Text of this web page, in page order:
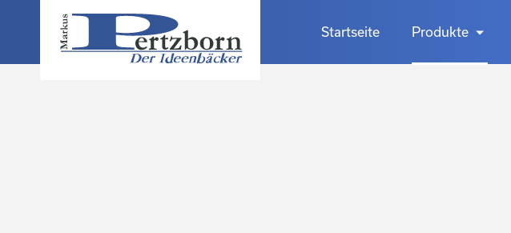
Startseite Produkte